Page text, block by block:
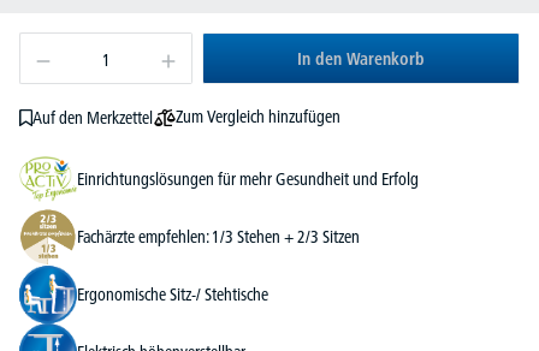
In den Warenkorb
Auf den Merkzettel Zum Vergleich hinzufügen
Einrichtungslösungen für mehr Gesundheit und Erfolg
Fachärzte empfehlen: 1/3 Stehen + 2/3 Sitzen
Ergonomische Sitz-/ Stehtische